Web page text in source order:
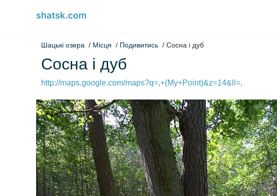
Шацькі озера Місця Подивитись Сосна і дуб
Сосна і дуб
http://maps.google.com/maps?q=,+(My+Point)&z=14&ll=,